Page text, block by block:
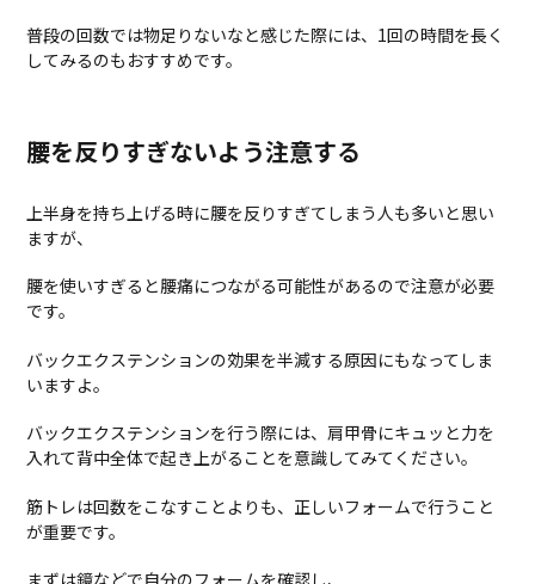
普段の回数では物足りないなと感じた際には、1回の時間を長く
してみるのもおすすめです。
腰を反りすぎないよう注意する
上半身を持ち上げる時に腰を反りすぎてしまう人も多いと思い
ますが、
腰を使いすぎると腰痛につながる可能性があるので注意が必要
です。
バックエクステンションの効果を半減する原因にもなってしま
いますよ。
バックエクステンションを行う際には、肩甲骨にキュッと力を
入れて背中全体で起き上がることを意識してみてください。
筋トレは回数をこなすことよりも、正しいフォームで行うこと
が重要です。
まずは鏡などで自分のフォームを確認し、